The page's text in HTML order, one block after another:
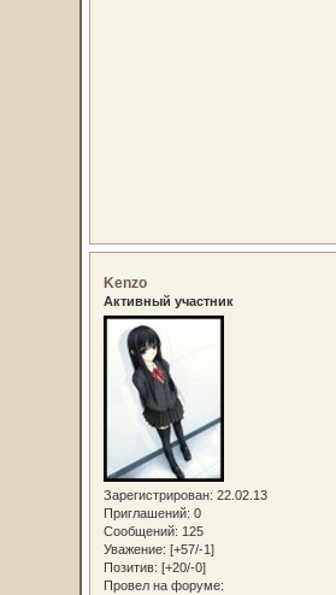
Kenzo
Активный участник
Зарегистрирован: 22.02.13
Приглашений: 0
Сообщений: 125
Уважение: [+57/-1]
Позитив: [+20/-0]
Провел на форуме: